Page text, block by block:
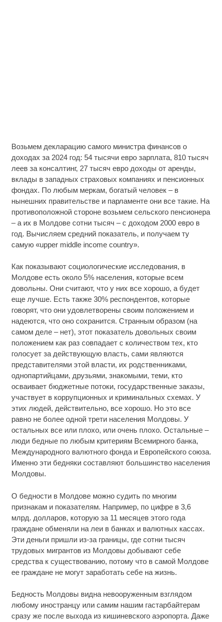
Возьмем декларацию самого министра финансов о
доходах за 2024 год: 54 тысячи евро зарплата, 810 тысяч
леев за консалтинг, 27 тысяч евро доходы от аренды,
вклады в западных страховых компаниях и пенсионных
фондах. По любым меркам, богатый человек – в
нынешних правительстве и парламенте они все такие. На
противоположной стороне возьмем сельского пенсионера
– а их в Молдове сотни тысяч – с доходом 2000 евро в
год. Вычисляем средний показатель, и получаем ту
самую «upper middle income country».
Как показывают социологические исследования, в
Молдове есть около 5% населения, которые всем
довольны. Они считают, что у них все хорошо, а будет
еще лучше. Есть также 30% респондентов, которые
говорят, что они удовлетворены своим положением и
надеются, что оно сохранится. Странным образом (на
самом деле – нет), этот показатель довольных своим
положением как раз совпадает с количеством тех, кто
голосует за действующую власть, сами являются
представителями этой власти, их родственниками,
однопартийцами, друзьями, знакомыми, теми, кто
осваивает бюджетные потоки, государственные заказы,
участвует в коррупционных и криминальных схемах. У
этих людей, действительно, все хорошо. Но это все
равно не более одной трети населения Молдовы. У
остальных все или плохо, или очень плохо. Остальные –
люди бедные по любым критериям Всемирного банка,
Международного валютного фонда и Европейского союза.
Именно эти бедняки составляют большинство населения
Молдовы.
О бедности в Молдове можно судить по многим
признакам и показателям. Например, по цифре в 3,6
млрд. долларов, которую за 11 месяцев этого года
граждане обменяли на леи в банках и валютных кассах.
Эти деньги пришли из-за границы, где сотни тысяч
трудовых мигрантов из Молдовы добывают себе
средства к существованию, потому что в самой Молдове
ее граждане не могут заработать себе на жизнь.
Бедность Молдовы видна невооруженным взглядом
любому иностранцу или самим нашим гастарбайтерам
сразу же после выхода из кишиневского аэропорта. Даже